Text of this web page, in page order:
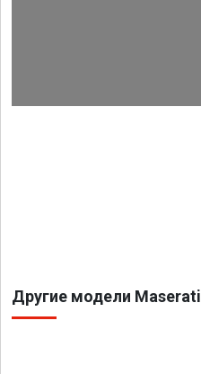
Другие модели Maserati